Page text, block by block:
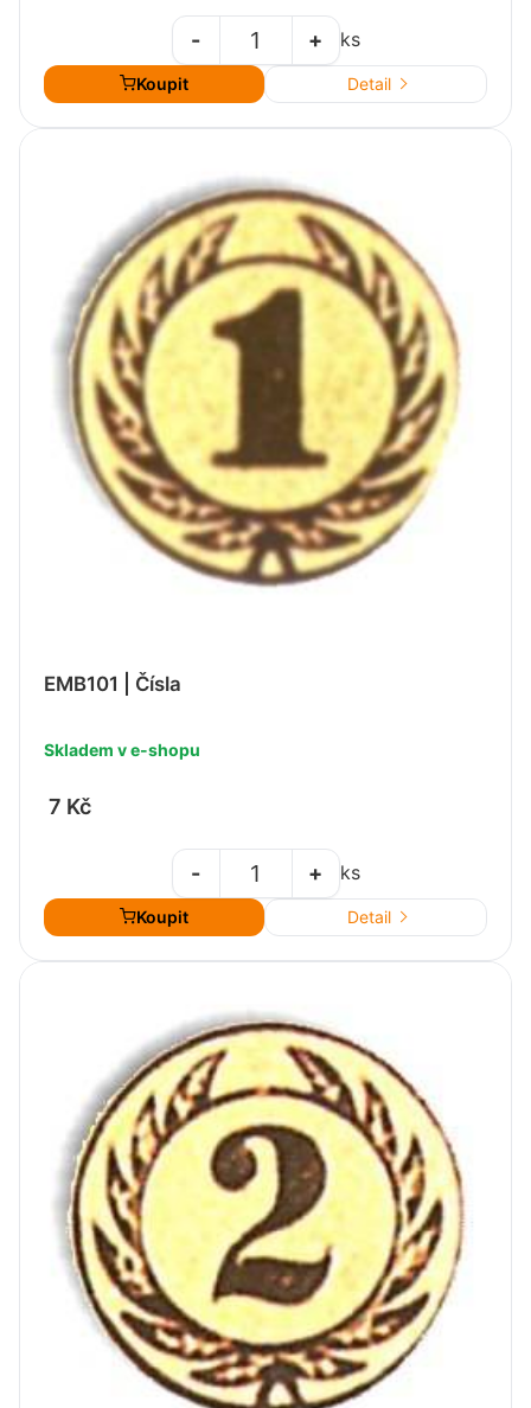
+
- ks
Koupit Detail
EMB101 | Čísla
Skladem v e-shopu
7 Kč
+
- ks
Koupit Detail